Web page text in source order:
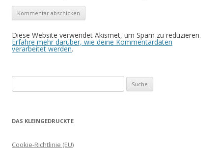
Diese Website verwendet Akismet, um Spam zu reduzieren.
Erfahre mehr darüber, wie deine Kommentardaten
verarbeitet werden.
nach:
DAS KLEINGEDRUCKTE
Cookie-Richtlinie (EU)